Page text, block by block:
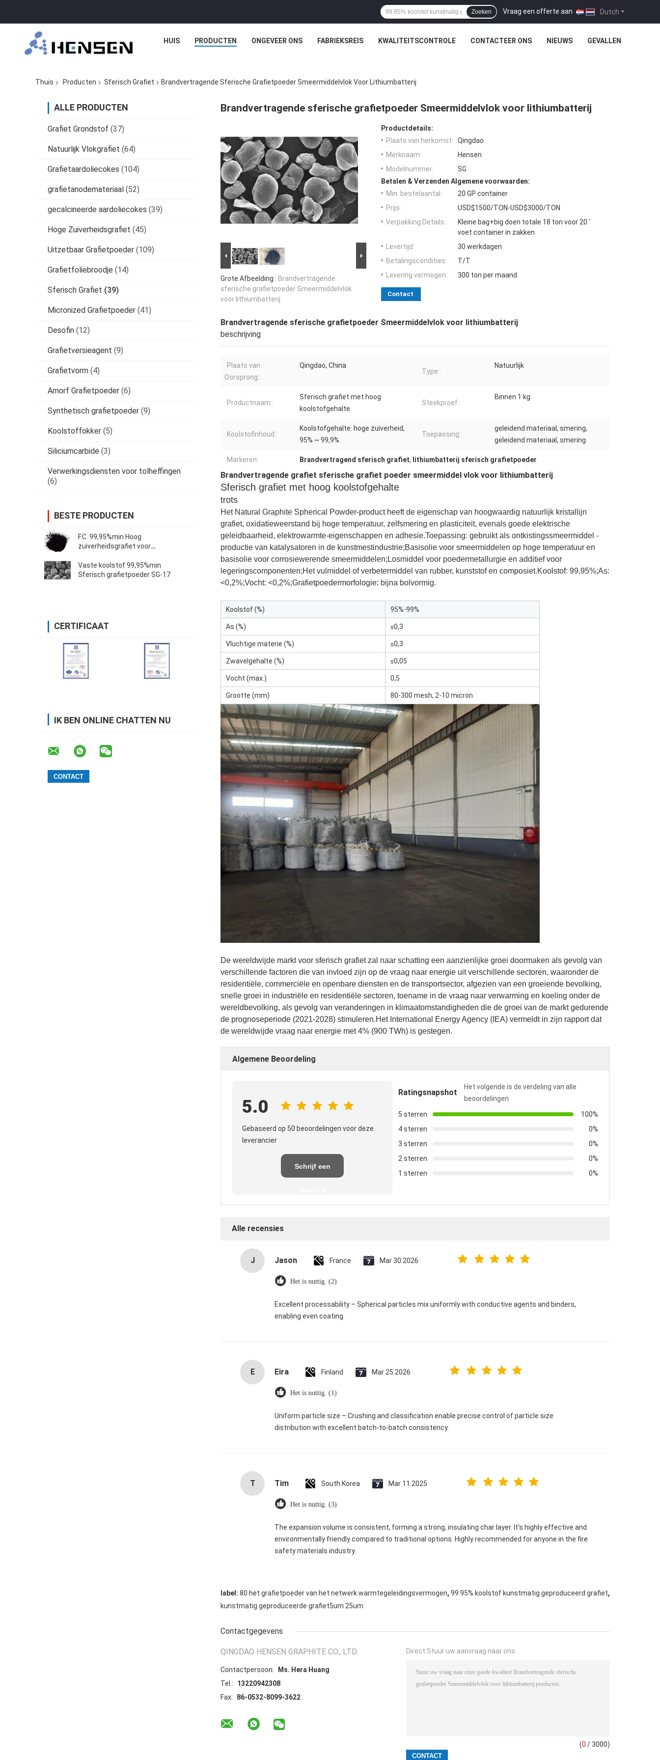
Dutch
Vraag een offerte aan |
Zoeken
HUIS PRODUCTEN ONGEVEER ONS FABRIEKSREIS KWALITEITSCONTROLE CONTACTEER ONS NIEUWS GEVALLEN
Thuis Producten Sferisch Grafiet Brandvertragende Sferische Grafietpoeder Smeermiddelvlok Voor Lithiumbatterij
ALLE PRODUCTEN
Grafiet Grondstof (37)
Natuurlijk Vlokgrafiet (64)
Grafietaardoliecokes (104)
grafietanodemateriaal (52)
gecalcineerde aardoliecokes (39)
Hoge Zuiverheidsgrafiet (45)
Uitzetbaar Grafietpoeder (109)
Grafietfoliebroodje (14)
Sferisch Grafiet (39)
Micronized Grafietpoeder (41)
Desofin (12)
Grafietversieagent (9)
Grafietvorm (4)
Amorf Grafietpoeder (6)
Synthetisch grafietpoeder (9)
Koolstoffokker (5)
Siliciumcarbide (3)
Verwerkingsdiensten voor tolheffingen
(6)
BESTE PRODUCTEN
F.C. 99,95%min Hoog
zuiverheidsgrafiet voor
Vaste koolstof 99,95%min
Sferisch grafietpoeder SG-17
CERTIFICAAT
IK BEN ONLINE CHATTEN NU
Brandvertragende sferische grafietpoeder Smeermiddelvlok voor lithiumbatterij
Grote Afbeelding : Brandvertragende
sferische grafietpoeder Smeermiddelvlok
voor lithiumbatterij
Productdetails:
Plaats van herkomst:
Qingdao
Merknaam:
Hensen
Modelnummer:
SG
Betalen & Verzenden Algemene voorwaarden:
Min. bestelaantal:
20 GP container
Prijs:
USD$1500/TON-USD$3000/TON
Verpakking Details:
Kleine bag+big doen totale 18 ton voor 20 '
voet container in zakken
Levertijd:
30 werkdagen
Betalingscondities:
T/T
Levering vermogen:
300 ton per maand
Contact
Brandvertragende sferische grafietpoeder Smeermiddelvlok voor lithiumbatterij
beschrijving
Plaats van
Oorsprong::
Qingdao, China
Type::
Natuurlijk
Productnaam::
Sferisch grafiet met hoog
koolstofgehalte
Steekproef::
Binnen 1 kg
Koolstofinhoud::
Koolstofgehalte: hoge zuiverheid,
95% ~ 99,9%
Toepassing::
geleidend materiaal, smering,
geleidend materiaal, smering
Markeren: Brandvertragend sferisch grafiet, lithiumbatterij sferisch grafietpoeder
Brandvertragende grafiet sferische grafiet poeder smeermiddel vlok voor lithiumbatterij
Sferisch grafiet met hoog koolstofgehalte
trots
Het Natural Graphite Spherical Powder-product heeft de eigenschap van hoogwaardig natuurlijk kristallijn
grafiet, oxidatieweerstand bij hoge temperatuur, zelfsmering en plasticiteit, evenals goede elektrische
geleidbaarheid, elektrowarmte-eigenschappen en adhesie.Toepassing: gebruikt als ontkistingssmeermiddel -
productie van katalysatoren in de kunstmestindustrie;Basisolie voor smeermiddelen op hoge temperatuur en
basisolie voor corrosiewerende smeermiddelen;Losmiddel voor poedermetallurgie en additief voor
legeringscomponenten;Het vulmiddel of verbetermiddel van rubber, kunststof en composiet.Koolstof: 99,95%;As:
<0,2%;Vocht: <0,2%;Grafietpoedermorfologie: bijna bolvormig.
Koolstof (%) 95%-99%
As (%) ≤0,3
Vluchtige materie (%) ≤0,3
Zwavelgehalte (%) ≤0,05
Vocht (max.) 0,5
Grootte (mm) 80-300 mesh, 2-10 micron
De wereldwijde markt voor sferisch grafiet zal naar schatting een aanzienlijke groei doormaken als gevolg van
verschillende factoren die van invloed zijn op de vraag naar energie uit verschillende sectoren, waaronder de
residentiële, commerciële en openbare diensten en de transportsector, afgezien van een groeiende bevolking,
snelle groei in industriële en residentiële sectoren, toename in de vraag naar verwarming en koeling onder de
wereldbevolking, als gevolg van veranderingen in klimaatomstandigheden die de groei van de markt gedurende
de prognoseperiode (2021-2028) stimuleren.Het International Energy Agency (IEA) vermeldt in zijn rapport dat
de wereldwijde vraag naar energie met 4% (900 TWh) is gestegen.
Algemene Beoordeling
5.0
Gebaseerd op 50 beoordelingen voor deze
leverancier
Schrijf een
Ratingsnapshot
Het volgende is de verdeling van alle
beoordelingen
5 sterren
100%
4 sterren
0%
3 sterren
0%
2 sterren
0%
1 sterren
0%
Alle recensies
J Jason France Mar 30.2026
Het is nuttig. (2)
Excellent processability – Spherical particles mix uniformly with conductive agents and binders,
enabling even coating.
E Eira Finland Mar 25.2026
Het is nuttig. (1)
Uniform particle size – Crushing and classification enable precise control of particle size
distribution with excellent batch‑to‑batch consistency.
T Tim South Korea Mar 11.2025
Het is nuttig. (3)
The expansion volume is consistent, forming a strong, insulating char layer. It's highly effective and
environmentally friendly compared to traditional options. Highly recommended for anyone in the fire
safety materials industry.
label: 80 het grafietpoeder van het netwerk warmtegeleidingsvermogen, 99.95% koolstof kunstmatig geproduceerd grafiet,
kunstmatig geproduceerde grafiet5um 25um
Contactgegevens
QINGDAO HENSEN GRAPHITE CO., LTD.
Contactpersoon:
Ms. Hera Huang
Tel.:
13220942308
Fax:
86-0532-8099-3622
Direct Stuur uw aanvraag naar ons
(0 / 3000)